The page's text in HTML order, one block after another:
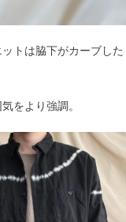
トは脇下がカーブし
をより強調。